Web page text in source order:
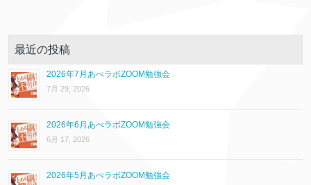
最近の投稿
2026年7月あべラボZOOM勉強会
7月 29, 2026
2026年6月あべラボZOOM勉強会
6月 17, 2026
2026年5月あべラボZOOM勉強会